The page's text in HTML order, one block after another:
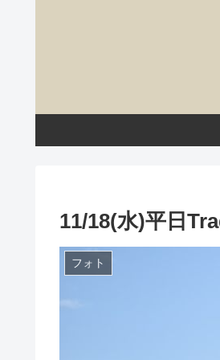
11/18(水)平日
フォト